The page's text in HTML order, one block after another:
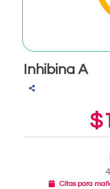
Inhibina A
Citas para